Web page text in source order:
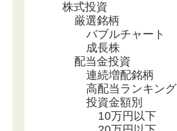
株式投資
厳選銘柄
バブルチャート
成長株
配当金投資
連続増配銘柄
高配当ランキング
投資金額別
10万円以下